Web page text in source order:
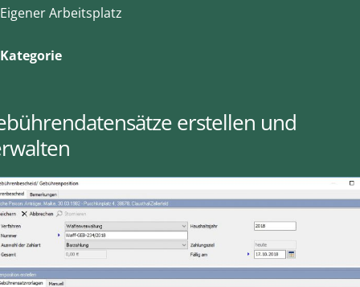
Eigener Arbeitsplatz
Kategorie
erstellen und